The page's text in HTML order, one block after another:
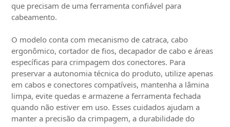
que precisam de uma ferramenta confiável para
cabeamento.
O modelo conta com mecanismo de catraca, cabo
ergonômico, cortador de fios, decapador de cabo e áreas
específicas para crimpagem dos conectores. Para
preservar a autonomia técnica do produto, utilize apenas
em cabos e conectores compatíveis, mantenha a lâmina
limpa, evite quedas e armazene a ferramenta fechada
quando não estiver em uso. Esses cuidados ajudam a
manter a precisão da crimpagem, a durabilidade do